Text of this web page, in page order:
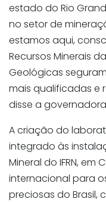
estado do Rio
no setor de
estamos aqui,
Recursos Minerais
Geológicas
mais qualificadas e
disse a
A criação do
integrado às
Mineral do IFRN, em
internacional para
preciosas do Brasil,